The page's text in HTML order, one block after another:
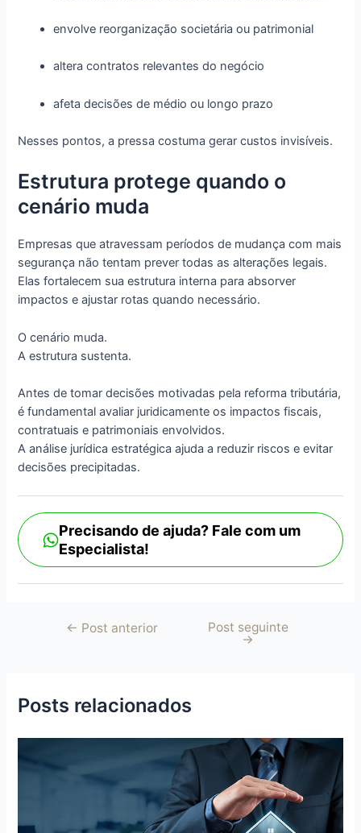
envolve reorganização societária ou patrimonial
altera contratos relevantes do negócio
afeta decisões de médio ou longo prazo
Nesses pontos, a pressa costuma gerar custos invisíveis.
Estrutura protege quando o
cenário muda
Empresas que atravessam períodos de mudança com mais
segurança não tentam prever todas as alterações legais.
Elas fortalecem sua estrutura interna para absorver
impactos e ajustar rotas quando necessário.
O cenário muda.
A estrutura sustenta.
Antes de tomar decisões motivadas pela reforma tributária,
é fundamental avaliar juridicamente os impactos fiscais,
contratuais e patrimoniais envolvidos.
A análise jurídica estratégica ajuda a reduzir riscos e evitar
decisões precipitadas.
Precisando de ajuda? Fale com um
Especialista!
← Post anterior Post seguinte
→
Posts relacionados